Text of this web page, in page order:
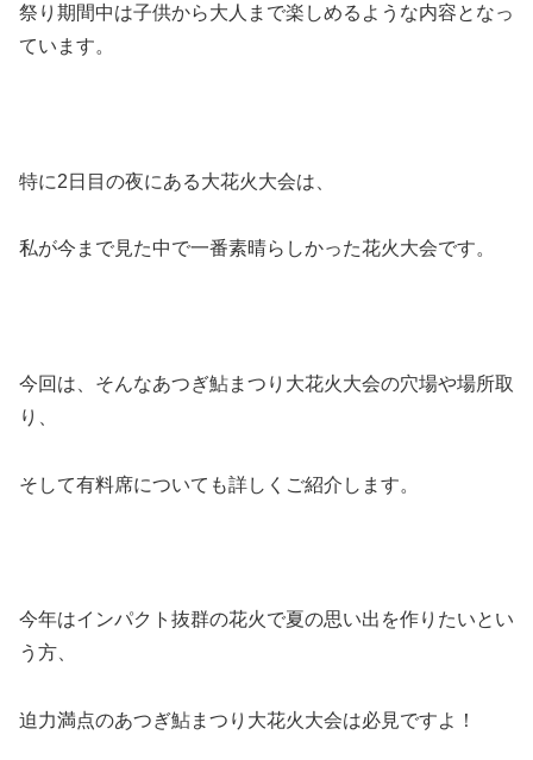
祭り期間中は子供から大人まで楽しめるような内容となっ
ています。
特に2日目の夜にある大花火大会は、
私が今まで見た中で一番素晴らしかった花火大会です。
今回は、そんなあつぎ鮎まつり大花火大会の穴場や場所取
り、
そして有料席についても詳しくご紹介します。
今年はインパクト抜群の花火で夏の思い出を作りたいとい
う方、
迫力満点のあつぎ鮎まつり大花火大会は必見ですよ！